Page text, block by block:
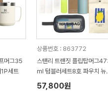
머그35
세트
상품번호 : 863772
스탠리 트랜짓 플립탑머그
ml 텀블러세트8호 파우치 뉴
봉326칫솔치약세트 쇼핑백포
57,800원